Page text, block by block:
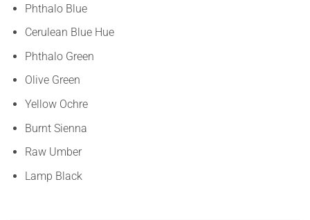
Phthalo Blue
Cerulean Blue Hue
Phthalo Green
Olive Green
Yellow Ochre
Burnt Sienna
Raw Umber
Lamp Black